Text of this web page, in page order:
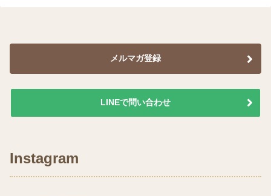
メルマガ登録
LINEで問い合わせ
Instagram